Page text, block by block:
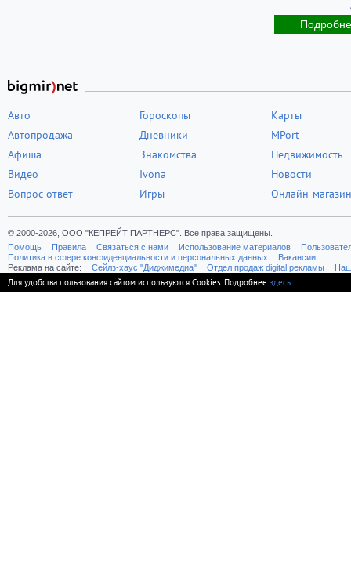
Авто
Автопродажа
Афиша
Видео
Вопрос-ответ
Гороскопы
Дневники
Знакомства
Ivona
Игры
Карты
MPort
Недвижимость
Новости
Онлайн-магазин
© 2000-2026, ООО "КЕПРЕЙТ ПАРТНЕРС". Все права защищены.
Помощь
Правила Связаться с нами Использование материалов
Политика в сфере конфиденциальности и персональных данных
Вакансии
Реклама на сайте:
Cейлз-хаус "Диджимедиа" Отдел продаж digital рекламы
Для удобства пользования сайтом используются Cookies. Подробнее здесь